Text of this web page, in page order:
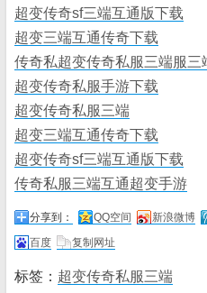
超变传奇sf三端互通版下载
超变三端互通传奇下载
传奇私超变传奇私服三端服三
超变传奇私服手游下载
超变传奇私服三端
超变三端互通传奇下载
超变传奇sf三端互通版下载
传奇私服三端互通超变手游
分享到： QQ空间 新浪微博
百度
复制网址
标签： 超变传奇私服三端